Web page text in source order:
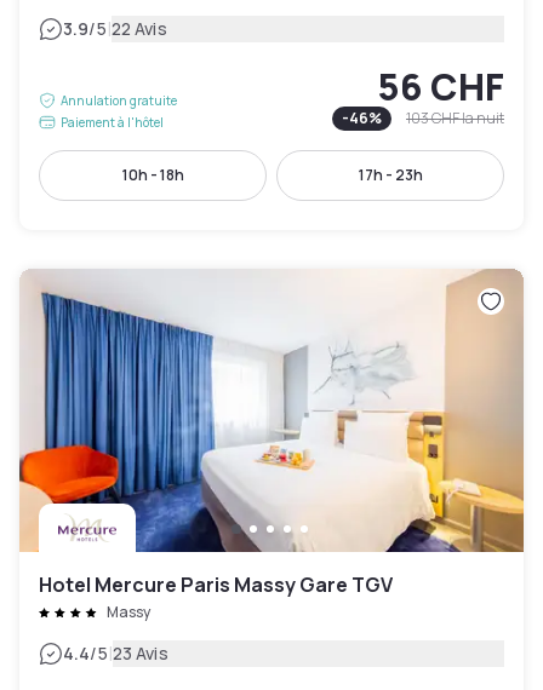
3.9/5|22 Avis
Annulation gratuite
Paiement à l'hôtel
56 CHF
-46% 103 CHFla nuit
10h - 18h 17h - 23h
Hotel Mercure Paris Massy Gare TGV
Massy
4.4/5|23 Avis